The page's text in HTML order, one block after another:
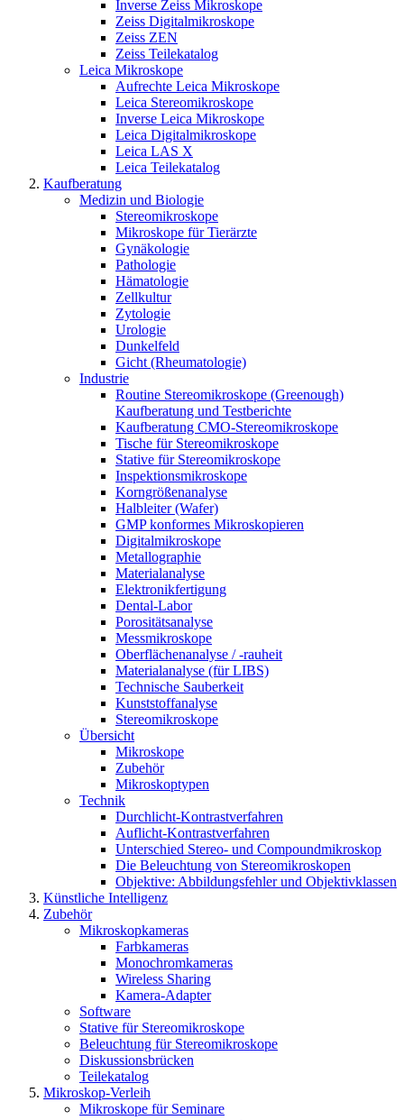
Inverse Zeiss Mikroskope
Zeiss Digitalmikroskope
Zeiss ZEN
Zeiss Teilekatalog
Leica Mikroskope
Aufrechte Leica Mikroskope
Leica Stereomikroskope
Inverse Leica Mikroskope
Leica Digitalmikroskope
Leica LAS X
Leica Teilekatalog
Kaufberatung
Medizin und Biologie
Stereomikroskope
Mikroskope für Tierärzte
Gynäkologie
Pathologie
Hämatologie
Zellkultur
Zytologie
Urologie
Dunkelfeld
Gicht (Rheumatologie)
Industrie
Routine Stereomikroskope (Greenough)
Kaufberatung und Testberichte
Kaufberatung CMO-Stereomikroskope
Tische für Stereomikroskope
Stative für Stereomikroskope
Inspektionsmikroskope
Korngrößenanalyse
Halbleiter (Wafer)
GMP konformes Mikroskopieren
Digitalmikroskope
Metallographie
Materialanalyse
Elektronikfertigung
Dental-Labor
Porositätsanalyse
Messmikroskope
Oberflächenanalyse / -rauheit
Materialanalyse (für LIBS)
Technische Sauberkeit
Kunststoffanalyse
Stereomikroskope
Übersicht
Mikroskope
Zubehör
Mikroskoptypen
Technik
Durchlicht-Kontrastverfahren
Auflicht-Kontrastverfahren
Unterschied Stereo- und Compoundmikroskop
Die Beleuchtung von Stereomikroskopen
Objektive: Abbildungsfehler und Objektivklassen
Künstliche Intelligenz
Zubehör
Mikroskopkameras
Farbkameras
Monochromkameras
Wireless Sharing
Kamera-Adapter
Software
Stative für Stereomikroskope
Beleuchtung für Stereomikroskope
Diskussionsbrücken
Teilekatalog
Mikroskop-Verleih
Mikroskope für Seminare